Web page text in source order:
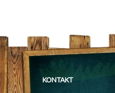
KONTAKT